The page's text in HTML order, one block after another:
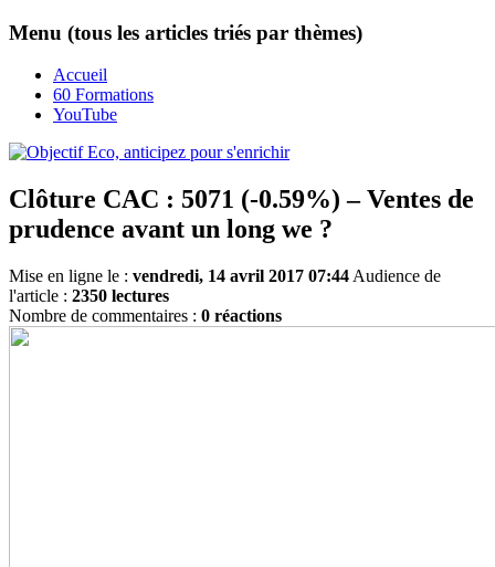
Menu (tous les articles triés par thèmes)
Accueil
60 Formations
YouTube
Clôture CAC : 5071 (-0.59%) – Ventes de
prudence avant un long we ?
Mise en ligne le : vendredi, 14 avril 2017 07:44 Audience de
l'article : 2350 lectures
Nombre de commentaires : 0 réactions